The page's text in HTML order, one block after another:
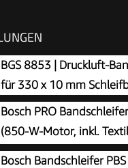
BGS 8853 | Druckluft-
für 330 x 10 mm
Bosch PRO
(850-W-Motor, inkl.
Bosch Bandschleifer